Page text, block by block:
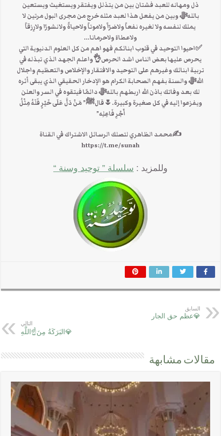
ذل ومهانه للعبد فشتان بين من يتذلل ويفتقر ويستغيث ويستعين
باللهﷻ وبين من يفعل هذا لعبد مثله خرج من مجرى البول مرتين لا
يملك لنفسه ولا لغيره نفعاً ولاضرّاً ولاموتاً ولاحياةً ولانشورًا ولارِزقاً
ولاعطاءً ولاحرمانا…
✅احيوا التوحيد في قلوب ابنائكم فهو اهم من كل العلوم الدنيوية التي
يحرص عليها بعض الناس اشد الحرص👌واعلم الجهد الذي تبذله في
تربية ابنائك وغيرهم على التوحيد والافتقار والإخلاص والتعظيم واجلال
اللهﷻ والسنة بفهم الصحابة الكرام هو الإدخار الحقيقي الذي يبقى أثره
لك بعد وفاتك باذن الله اربطهم باللهﷻ دائمًا فيتقوه في السر والعلن
ويفزعوا إليه في كل صغيرة وكبيرة.🌷قالﷺ” مَنْ دَلَّ عَلَى خَيْرٍ فَلَهُ مِثْلُ
أَجْرِ فَاعِلِه”
✍محمد الظاهري لتصلك الرسائل الاشتراك في القناة
https://t.me/sunah
وللمزيد : سلسلة ” توحيد وسنة “
السابق
💎عظم حق الجار
التالي
💎البَرَكَةُ مِنَ☝اللَّهِ
مقالات مشابهة